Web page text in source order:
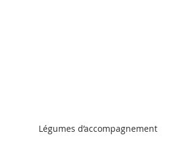
Légumes d’accompagnement